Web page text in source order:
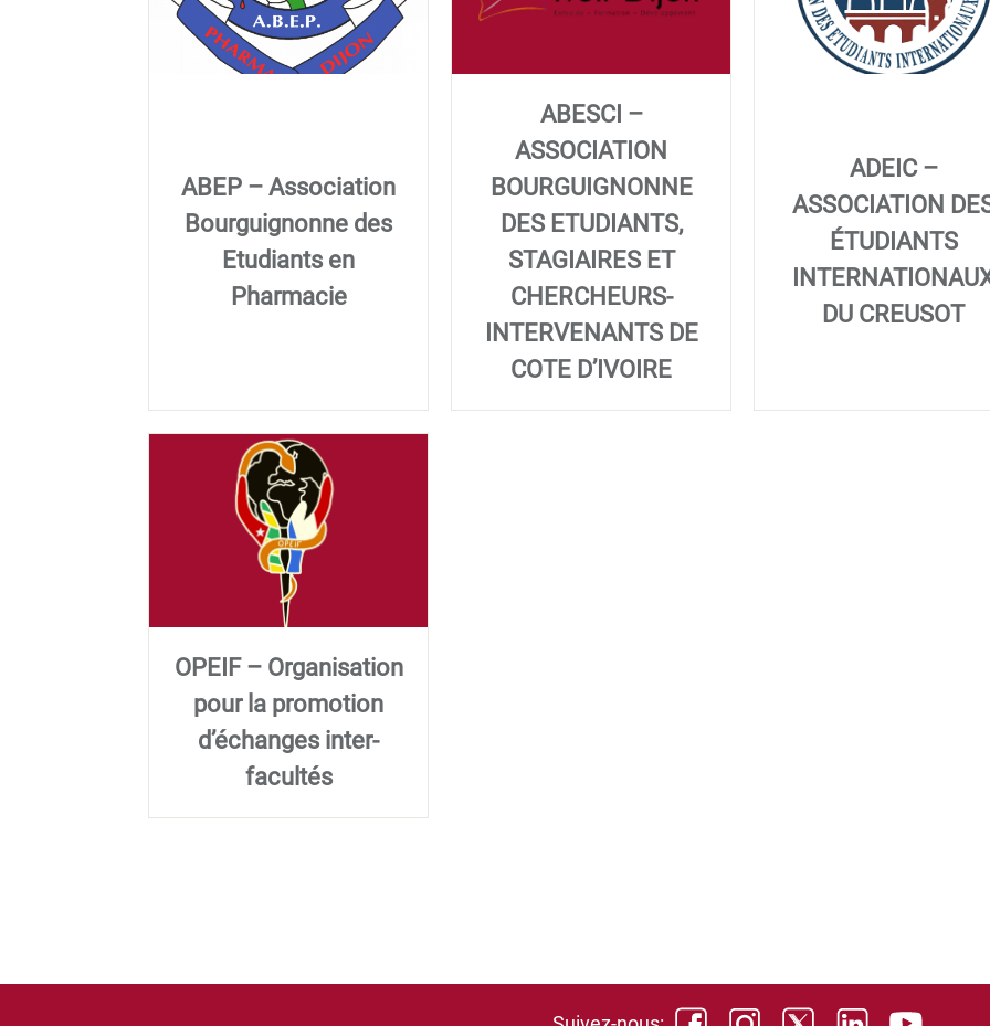
ABEP – Association
Bourguignonne des
Etudiants en
Pharmacie
ABESCI –
ASSOCIATION
BOURGUIGNONNE
DES ETUDIANTS,
STAGIAIRES ET
CHERCHEURS-
INTERVENANTS DE
COTE D’IVOIRE
ADEIC –
ASSOCIATION
ÉTUDIANTS
DU CREUSOT
OPEIF – Organisation
pour la promotion
d’échanges inter-
facultés